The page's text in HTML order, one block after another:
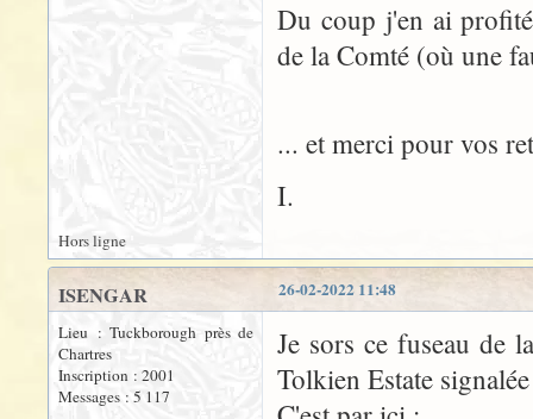
Du coup j'en ai
de la Comté (où une
... et merci pour vos
I.
Hors ligne
26-02-2022 11:48
ISENGAR
Lieu : Tuckborough près de
Chartres
Inscription : 2001
Messages : 5 117
Je sors ce fuseau de
Tolkien Estate